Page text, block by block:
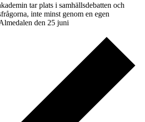
tar plats i samhällsdebatten och
inte minst genom en egen
den 25 juni